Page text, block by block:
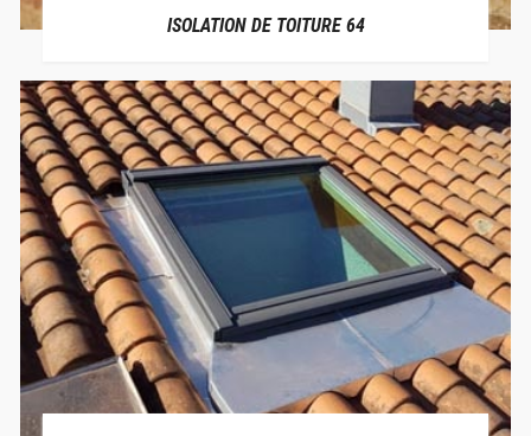
ISOLATION DE TOITURE 64